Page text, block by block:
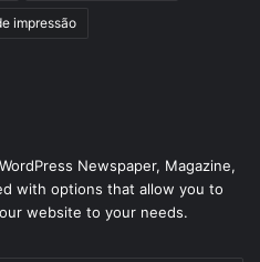
impressão
Newspaper, Magazine,
with options that allow you to
website to your needs.